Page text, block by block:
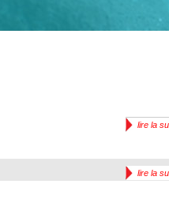
lire la
lire la